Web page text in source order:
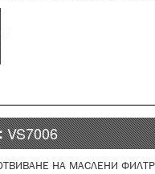
VS7006
НА МАСЛЕНИ